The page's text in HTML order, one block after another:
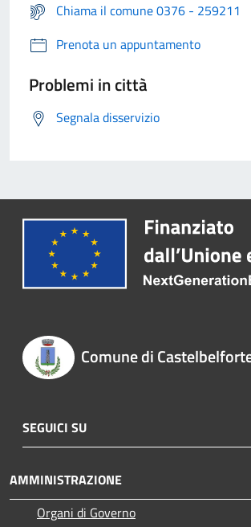
Chiama il comune 0376 - 259211
Prenota un appuntamento
Problemi in città
Segnala disservizio
Comune di
SEGUICI SU
AMMINISTRAZIONE
Organi di Governo